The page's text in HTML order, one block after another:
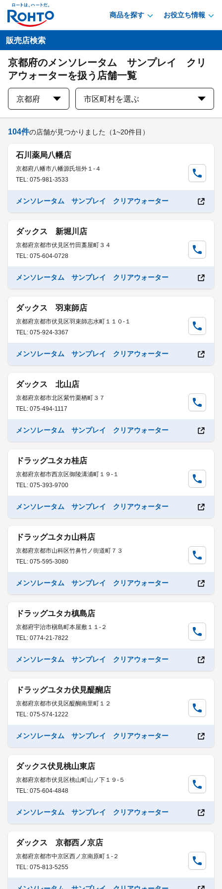
商品を探す お役立ち情報
販売店検索
京都府のメンソレータム サンプレイ クリ
アウォーターを扱う店舗一覧
京都府 市区町村を選ぶ
104件の店舗が見つかりました （1~20件目）
石川薬局八幡店
京都府八幡市八幡源氏垣外１-４
TEL: 075-981-3533
メンソレータム サンプレイ クリアウォーター
ダックス 新堀川店
京都府京都市伏見区竹田藁屋町３４
TEL: 075-604-0728
メンソレータム サンプレイ クリアウォーター
ダックス 羽束師店
京都府京都市伏見区羽束師志水町１１０-１
TEL: 075-924-3367
メンソレータム サンプレイ クリアウォーター
ダックス 北山店
京都府京都市北区紫竹栗栖町３７
TEL: 075-494-1117
メンソレータム サンプレイ クリアウォーター
ドラッグユタカ桂店
京都府京都市西京区御陵溝浦町１９-１
TEL: 075-393-9700
メンソレータム サンプレイ クリアウォーター
ドラッグユタカ山科店
京都府京都市山科区竹鼻竹ノ街道町７３
TEL: 075-595-3080
メンソレータム サンプレイ クリアウォーター
ドラッグユタカ槙島店
京都府宇治市槇島町本屋敷１１-２
TEL: 0774-21-7822
メンソレータム サンプレイ クリアウォーター
ドラッグユタカ伏見醍醐店
京都府京都市伏見区醍醐南里町１２
TEL: 075-574-1222
メンソレータム サンプレイ クリアウォーター
ダックス伏見桃山東店
京都府京都市伏見区桃山町山ノ下１９-５
TEL: 075-604-4848
メンソレータム サンプレイ クリアウォーター
ダックス 京都西ノ京店
京都府京都市中京区西ノ京南原町１-２
TEL: 075-813-5255